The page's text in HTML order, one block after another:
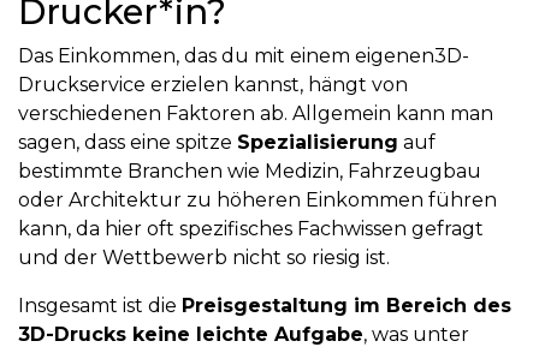
Drucker*in?
Das Einkommen, das du mit einem eigenen3D-
Druckservice erzielen kannst, hängt von
verschiedenen Faktoren ab. Allgemein kann man
sagen, dass eine spitze Spezialisierung auf
bestimmte Branchen wie Medizin, Fahrzeugbau
oder Architektur zu höheren Einkommen führen
kann, da hier oft spezifisches Fachwissen gefragt
und der Wettbewerb nicht so riesig ist.
Insgesamt ist die Preisgestaltung im Bereich des
3D-Drucks keine leichte Aufgabe, was unter